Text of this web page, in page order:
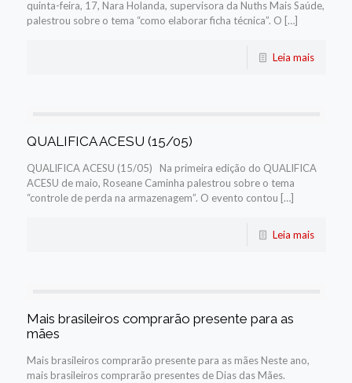
quinta-feira, 17, Nara Holanda, supervisora da Nuths Mais Saúde,
palestrou sobre o tema “como elaborar ficha técnica”. O […]
Leia mais
QUALIFICA ACESU (15/05)
QUALIFICA ACESU (15/05) Na primeira edição do QUALIFICA
ACESU de maio, Roseane Caminha palestrou sobre o tema
“controle de perda na armazenagem”. O evento contou […]
Leia mais
Mais brasileiros comprarão presente para as
mães
Mais brasileiros comprarão presente para as mães Neste ano,
mais brasileiros comprarão presentes de Dias das Mães.